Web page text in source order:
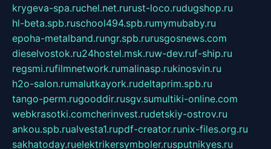
krygeva-spa.ruchel.net.rurust-loco.rudugshop.ru
hl-beta.spb.ruschool494.spb.rumymubaby.ru
epoha-metalband.rungr.spb.rurusgosnews.com
dieselvostok.ru24hostel.msk.ruw-dev.ruf-ship.ru
regsmi.rufilmnetwork.rumalinasp.rukinosvin.ru
h2o-salon.rumalutkayork.rudeltaprim.spb.ru
tango-perm.rugooddir.rusgv.sumultiki-online.com
webkrasotki.comcherinvest.rudetskiy-ostrov.ru
ankou.spb.rualvesta1.rupdf-creator.runix-files.org.ru
sakhatoday.ruelektrikersymboler.rusputnikyes.ru